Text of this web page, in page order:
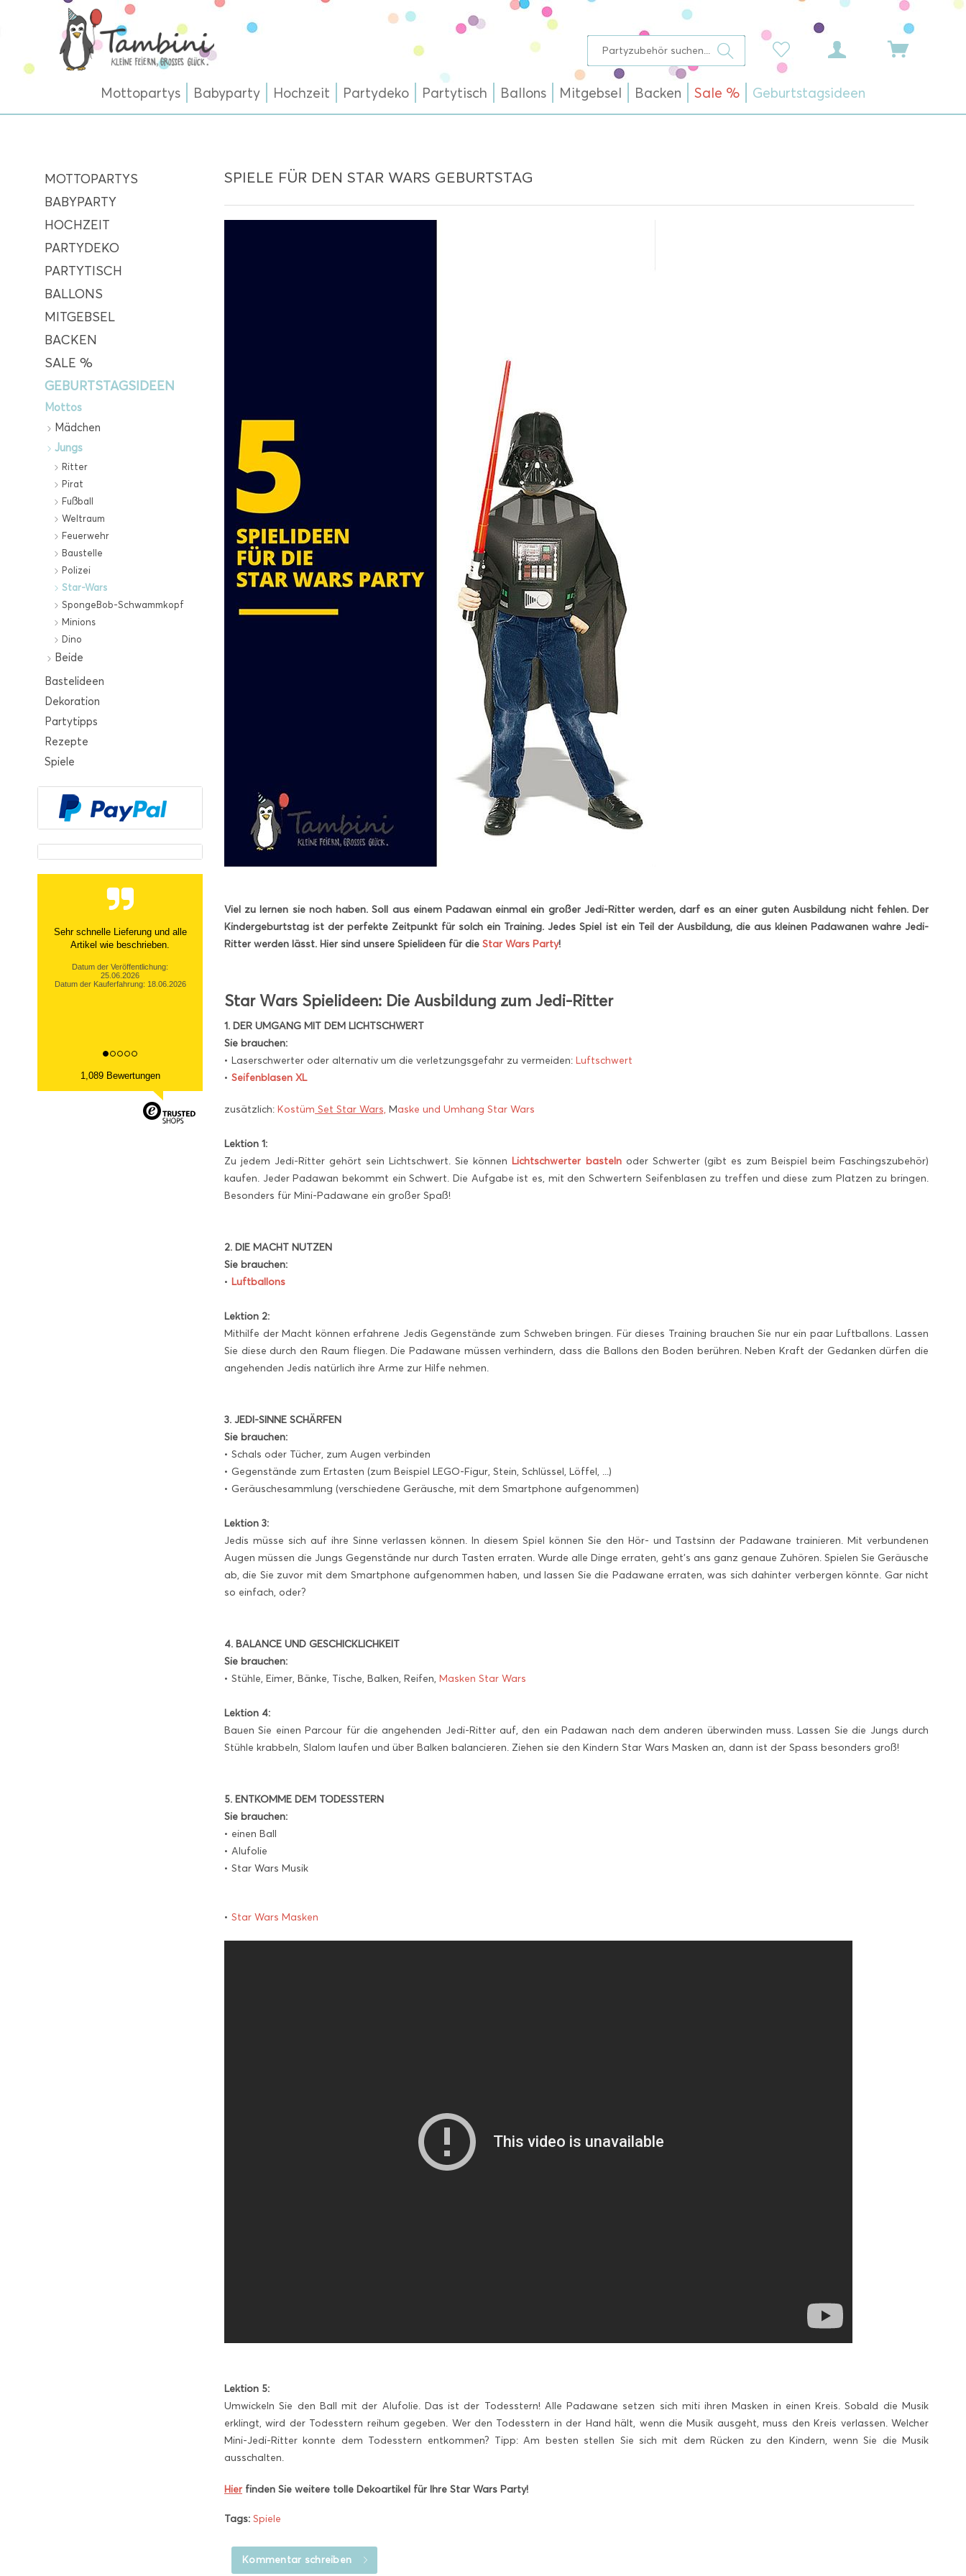
Mottopartys Babyparty Hochzeit Partydeko Partytisch Ballons Mitgebsel Backen Sale % Geburtstagsideen
MOTTOPARTYS
BABYPARTY
HOCHZEIT
PARTYDEKO
PARTYTISCH
BALLONS
MITGEBSEL
BACKEN
SALE %
GEBURTSTAGSIDEEN
Mottos
Mädchen
Jungs
Ritter
Pirat
Fußball
Weltraum
Feuerwehr
Baustelle
Polizei
Star-Wars
SpongeBob-Schwammkopf
Minions
Dino
Beide
Bastelideen
Dekoration
Partytipps
Rezepte
Spiele
Sehr netter Kontakt, zügige Info
über nicht- Verfügbarkeit und
Datum der Veröffentlichung:
13.03.2026
1,089 Bewertungen
SPIELE FÜR DEN STAR WARS GEBURTSTAG
Viel zu lernen sie noch haben. Soll aus einem Padawan einmal ein großer Jedi-Ritter werden, darf es an einer guten Ausbildung nicht fehlen. Der
Kindergeburtstag ist der perfekte Zeitpunkt für solch ein Training. Jedes Spiel ist ein Teil der Ausbildung, die aus kleinen Padawanen wahre Jedi-
Ritter werden lässt. Hier sind unsere Spielideen für die Star Wars Party!
Star Wars Spielideen: Die Ausbildung zum Jedi-Ritter
1. DER UMGANG MIT DEM LICHTSCHWERT
Sie brauchen:
• Laserschwerter oder alternativ um die verletzungsgefahr zu vermeiden: Luftschwert
• Seifenblasen XL
zusätzlich: Kostüm Set Star Wars, Maske und Umhang Star Wars
Lektion 1:
Zu jedem Jedi-Ritter gehört sein Lichtschwert. Sie können Lichtschwerter bastelnoder Schwerter (gibt es zum Beispiel beim Faschingszubehör)
kaufen. Jeder Padawan bekommt ein Schwert. Die Aufgabe ist es, mit den Schwertern Seifenblasen zu treffen und diese zum Platzen zu bringen.
Besonders für Mini-Padawane ein großer Spaß!
2. DIE MACHT NUTZEN
Sie brauchen:
• Luftballons
Lektion 2:
Mithilfe der Macht können erfahrene Jedis Gegenstände zum Schweben bringen. Für dieses Training brauchen Sie nur ein paar Luftballons. Lassen
Sie diese durch den Raum fliegen. Die Padawane müssen verhindern, dass die Ballons den Boden berühren. Neben Kraft der Gedanken dürfen die
angehenden Jedis natürlich ihre Arme zur Hilfe nehmen.
3. JEDI-SINNE SCHÄRFEN
Sie brauchen:
• Schals oder Tücher, zum Augen verbinden
• Gegenstände zum Ertasten (zum Beispiel LEGO-Figur, Stein, Schlüssel, Löffel, ...)
• Geräuschesammlung (verschiedene Geräusche, mit dem Smartphone aufgenommen)
Lektion 3:
Jedis müsse sich auf ihre Sinne verlassen können. In diesem Spiel können Sie den Hör- und Tastsinn der Padawane trainieren. Mit verbundenen
Augen müssen die Jungs Gegenstände nur durch Tasten erraten. Wurde alle Dinge erraten, geht’s ans ganz genaue Zuhören. Spielen Sie Geräusche
ab, die Sie zuvor mit dem Smartphone aufgenommen haben, und lassen Sie die Padawane erraten, was sich dahinter verbergen könnte. Gar nicht
so einfach, oder?
4. BALANCE UND GESCHICKLICHKEIT
Sie brauchen:
• Stühle, Eimer, Bänke, Tische, Balken, Reifen, Masken Star Wars
Lektion 4:
Bauen Sie einen Parcour für die angehenden Jedi-Ritter auf, den ein Padawan nach dem anderen überwinden muss. Lassen Sie die Jungs durch
Stühle krabbeln, Slalom laufen und über Balken balancieren. Ziehen sie den Kindern Star Wars Masken an, dann ist der Spass besonders groß!
5. ENTKOMME DEM TODESSTERN
Sie brauchen:
• einen Ball
• Alufolie
• Star Wars Musik
• Star Wars Masken
Lektion 5:
Umwickeln Sie den Ball mit der Alufolie. Das ist der Todesstern! Alle Padawane setzen sich miti ihren Masken in einen Kreis. Sobald die Musik
erklingt, wird der Todesstern reihum gegeben. Wer den Todesstern in der Hand hält, wenn die Musik ausgeht, muss den Kreis verlassen. Welcher
Mini-Jedi-Ritter konnte dem Todesstern entkommen? Tipp: Am besten stellen Sie sich mit dem Rücken zu den Kindern, wenn Sie die Musik
ausschalten.
Hier finden Sie weitere tolle Dekoartikel für Ihre Star Wars Party!
Tags: Spiele
Kommentar schreiben